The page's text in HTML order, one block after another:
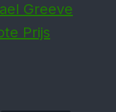
Greeve
Prijs